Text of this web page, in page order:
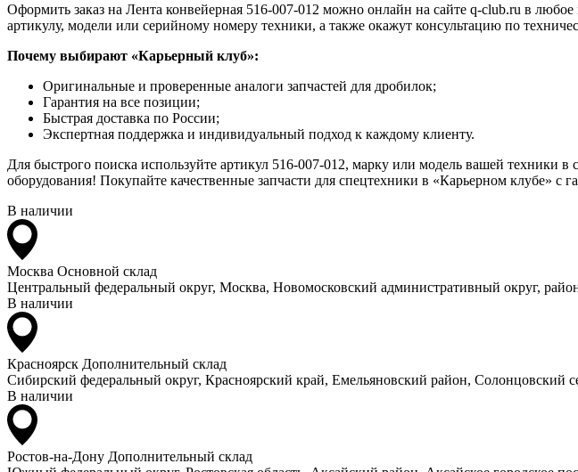
Оформить заказ на Лента конвейерная 516-007-012 можно онлайн на сайте q-club.ru в
артикулу, модели или серийному номеру техники, а также окажут консультацию по
Почему выбирают «Карьерный клуб»:
Оригинальные и проверенные аналоги запчастей для дробилок;
Гарантия на все позиции;
Быстрая доставка по России;
Экспертная поддержка и индивидуальный подход к каждому клиенту.
Для быстрого поиска используйте артикул 516-007-012, марку или модель вашей техники
оборудования! Покупайте качественные запчасти для спецтехники в «Карьерном клубе» с
В наличии
Москва Основной склад
Центральный федеральный округ, Москва, Новомосковский административный округ,
В наличии
Красноярск Дополнительный склад
Сибирский федеральный округ, Красноярский край, Емельяновский район, Солонцовский
В наличии
Ростов-на-Дону Дополнительный склад